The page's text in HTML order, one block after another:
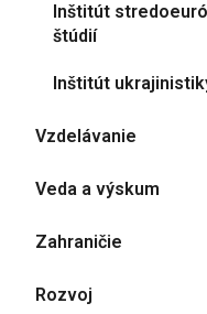
Inštitút
štúdií
Inštitút
Vzdelávanie
Veda a výskum
Zahraničie
Rozvoj